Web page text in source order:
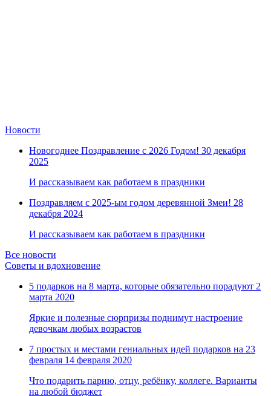
Новости
Новогоднее Поздравление с 2026 Годом! 30 декабря
2025
И рассказываем как работаем в праздники
Поздравляем с 2025-ым годом деревянной Змеи! 28
декабря 2024
И рассказываем как работаем в праздники
Все новости
Советы и вдохновение
5 подарков на 8 марта, которые обязательно порадуют 2
марта 2020
Яркие и полезные сюрпризы поднимут настроение
девочкам любых возрастов
7 простых и местами гениальных идей подарков на 23
февраля 14 февраля 2020
Что подарить парню, отцу, ребёнку, коллеге. Варианты
на любой бюджет